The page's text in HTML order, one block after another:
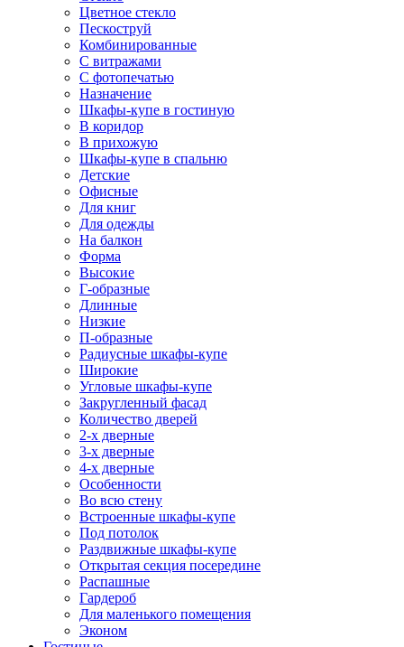
Цветное стекло
Пескоструй
Комбинированные
С витражами
С фотопечатью
Назначение
Шкафы-купе в гостиную
В коридор
В прихожую
Шкафы-купе в спальню
Детские
Офисные
Для книг
Для одежды
На балкон
Форма
Высокие
Г-образные
Длинные
Низкие
П-образные
Радиусные шкафы-купе
Широкие
Угловые шкафы-купе
Закругленный фасад
Количество дверей
2-х дверные
3-х дверные
4-х дверные
Особенности
Во всю стену
Встроенные шкафы-купе
Под потолок
Раздвижные шкафы-купе
Открытая секция посередине
Распашные
Гардероб
Для маленького помещения
Эконом